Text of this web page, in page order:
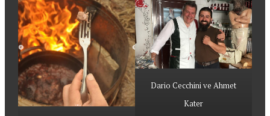
Dario Cecchini ve Ahmet
Kater